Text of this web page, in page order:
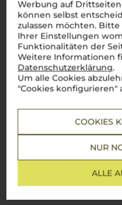
Werbung auf
können selbst
zulassen möchten. Bitte
Ihrer Einstellungen
Funktionalitäten der
Weitere Informationen
Datenschutzerklärung.
Um alle Cookies
"Cookies konfigurieren"
COOKIES
NUR
ALLE